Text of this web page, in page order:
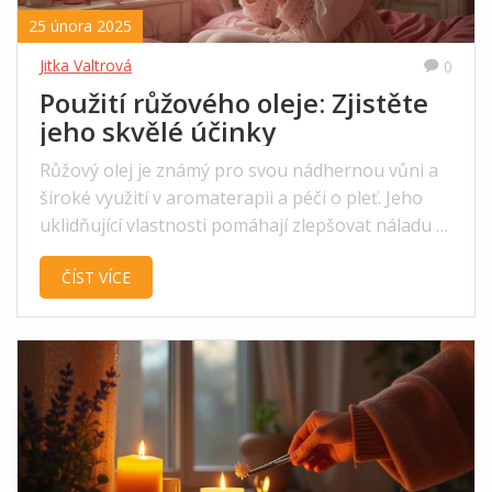
25 února 2025
Jitka Valtrová
0
Použití růžového oleje: Zjistěte
jeho skvělé účinky
Růžový olej je známý pro svou nádhernou vůni a
široké využití v aromaterapii a péči o pleť. Jeho
uklidňující vlastnosti pomáhají zlepšovat náladu a
harmonizují emoce. V péči o pleť je ceněn pro
schopnost hydratovat a zjemňovat pokožku.
rutiny a těžit z jeho blahodárných účinků.
ČÍST VÍCE